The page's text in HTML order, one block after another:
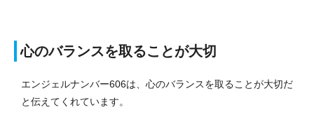
心のバランスを取ることが大切
エンジェルナンバー606は、心のバランスを取ることが大切だ
と伝えてくれています。